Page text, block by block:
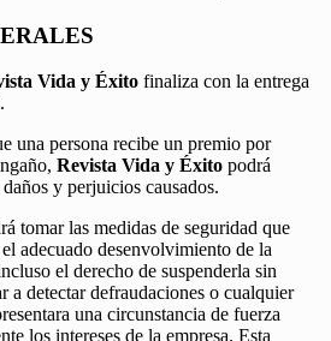
Vida y Éxito finaliza con la entrega
una persona recibe un premio por
Revista Vida y Éxito podrá
y perjuicios causados.
tomar las medidas de seguridad que
adecuado desenvolvimiento de la
el derecho de suspenderla sin
a detectar defraudaciones o cualquier
una circunstancia de fuerza
los intereses de la empresa. Esta